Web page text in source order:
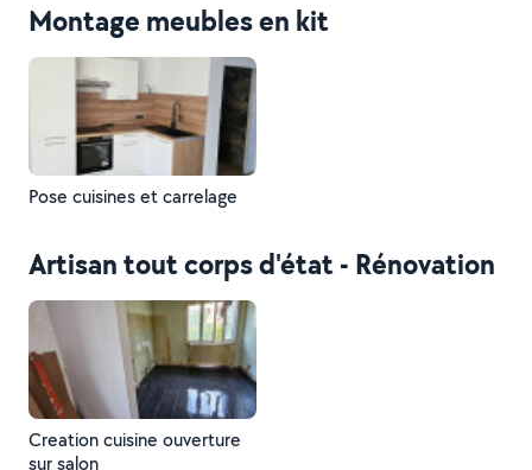
Montage meubles en kit
Pose cuisines et carrelage
Artisan tout corps d'état - Rénovation
Creation cuisine ouverture
sur salon